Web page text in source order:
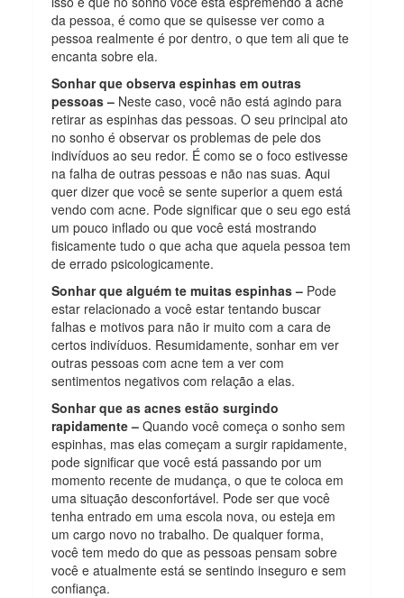
da pessoa, é como que se quisesse ver como a
pessoa realmente é por dentro, o que tem ali que te
encanta sobre ela.
Sonhar que observa espinhas em outras
pessoas – Neste caso, você não está agindo para
retirar as espinhas das pessoas. O seu principal ato
no sonho é observar os problemas de pele dos
indivíduos ao seu redor. É como se o foco estivesse
na falha de outras pessoas e não nas suas. Aqui
quer dizer que você se sente superior a quem está
vendo com acne. Pode significar que o seu ego está
um pouco inflado ou que você está mostrando
fisicamente tudo o que acha que aquela pessoa tem
de errado psicologicamente.
Sonhar que alguém te muitas espinhas – Pode
estar relacionado a você estar tentando buscar
falhas e motivos para não ir muito com a cara de
certos indivíduos. Resumidamente, sonhar em ver
outras pessoas com acne tem a ver com
sentimentos negativos com relação a elas.
Sonhar que as acnes estão surgindo
rapidamente – Quando você começa o sonho sem
espinhas, mas elas começam a surgir rapidamente,
pode significar que você está passando por um
momento recente de mudança, o que te coloca em
uma situação desconfortável. Pode ser que você
tenha entrado em uma escola nova, ou esteja em
um cargo novo no trabalho. De qualquer forma,
você tem medo do que as pessoas pensam sobre
você e atualmente está se sentindo inseguro e sem
confiança.